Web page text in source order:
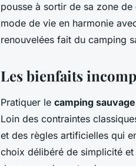
pousse à sortir de sa zone
mode de vie en harmonie
renouvelées fait du camping
Les bienfaits
Pratiquer le camping
Loin des contraintes
et des règles artificielles qui
choix délibéré de simplicité et